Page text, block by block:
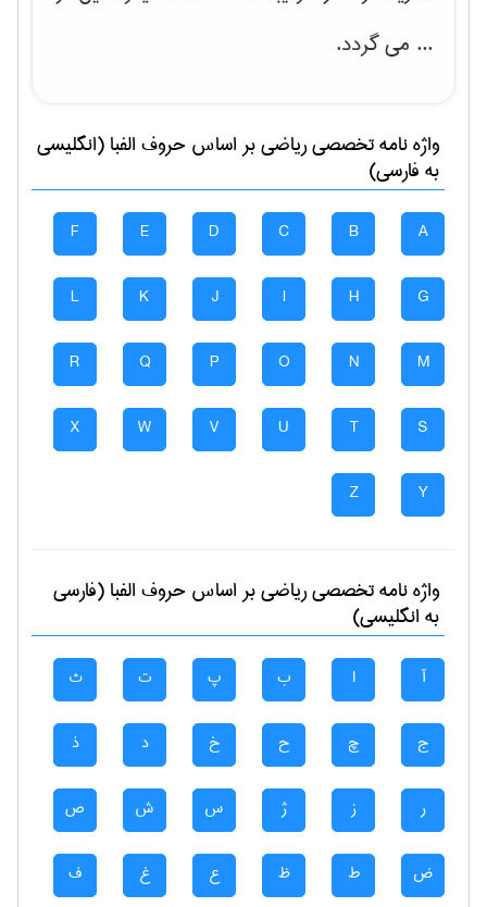
... می گردد.
واژه نامه تخصصیرياضیبر اساس حروف الفبا (انگلیسی
به فارسی)
A
B
C
D
E
F
G
H
I
J
K
L
M
N
O
P
Q
R
S
T
U
V
W
X
Y
Z
واژه نامه تخصصیرياضیبر اساس حروف الفبا (فارسی
به انگلیسی)
آ ا ب پ ت ث
ج چ ح خ د ذ
ر ز ژ س ش ص
ض ط ظ ع غ ف